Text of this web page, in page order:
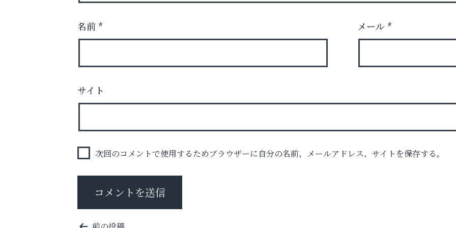
に知っておきたい子どもの近視対策～
アクイール芦屋店
名前 * メール *
サイト
次回のコメントで使用するためブラウザーに自分の名前、メールアドレス、サイトを保存する。